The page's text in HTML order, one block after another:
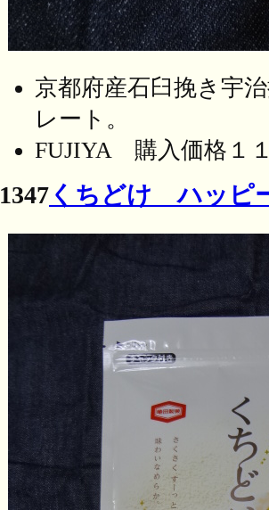
京都府産石臼挽き宇
レート。
FUJIYA 購入価格１
1347 くちどけ ハッピ